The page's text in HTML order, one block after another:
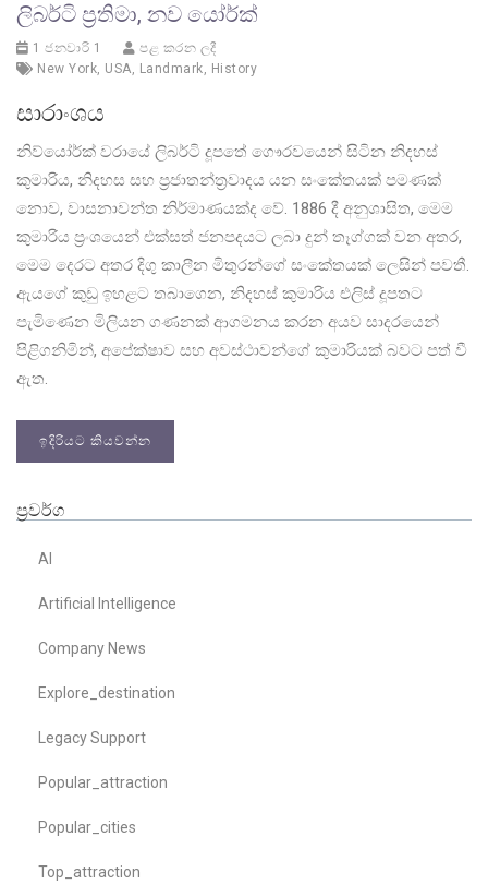
ලිබර්ටි ප්‍රතිමා, නව යෝර්ක්
1 ජනවාරි 1
පළ කරන ලදී
New York, USA, Landmark, History
සාරාංශය
නිව්යෝර්ක් වරායේ ලිබර්ටි දූපතේ ගෞරවයෙන් සිටින නිදහස්
කුමාරිය, නිදහස සහ ප්‍රජාතන්ත්‍රවාදය යන සංකේතයක් පමණක්
නොව, වාසනාවන්ත නිර්මාණයක්ද වේ. 1886 දී අනුශාසිත, මෙම
කුමාරිය ප්‍රංශයෙන් එක්සත් ජනපදයට ලබා දුන් තෑග්ගක් වන අතර,
මෙම දෙරට අතර දිගු කාලීන මිතුරන්ගේ සංකේතයක් ලෙසින් පවතී.
ඇයගේ කුඩු ඉහළට තබාගෙන, නිදහස් කුමාරිය එලිස් දූපතට
පැමිණෙන මිලියන ගණනක් ආගමනය කරන අයව සාදරයෙන්
පිළිගනිමින්, අපේක්ෂාව සහ අවස්ථාවන්ගේ කුමාරියක් බවට පත් වී
ඇත.
ඉදිරියට කියවන්න
ප්‍රවර්ග
AI
Artificial Intelligence
Company News
Explore_destination
Legacy Support
Popular_attraction
Popular_cities
Top_attraction